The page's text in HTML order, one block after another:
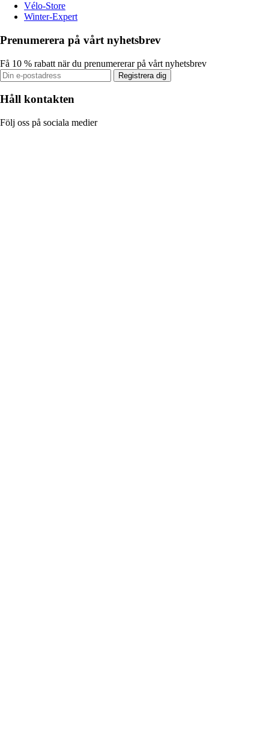
Vélo-Store
Winter-Expert
Prenumerera på vårt nyhetsbrev
Få 10 % rabatt när du prenumererar på vårt nyhetsbrev
Registrera dig
Håll kontakten
Följ oss på sociala medier